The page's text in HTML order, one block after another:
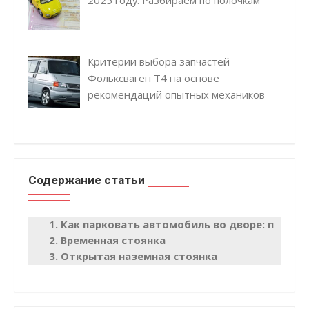
Критерии выбора запчастей
Фольксваген Т4 на основе
рекомендаций опытных механиков
Содержание статьи
Как парковать автомобиль во дворе:
Временная стоянка
Открытая наземная стоянка